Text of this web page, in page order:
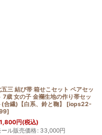
五三 結び帯 箱せこセット ペアセッ
7歳 女の子 金襴生地の作り帯セッ
(合繊)【白系、鈴と鞠】
[iops22-
]
円(税込)
ール販売価格: 33,000円